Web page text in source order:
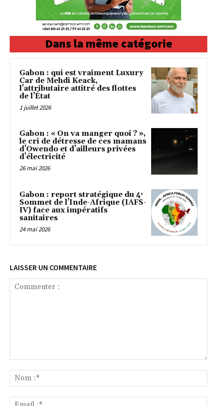
Dans la même catégorie
Gabon : qui est vraiment Luxury
Car de Mehdi Keack,
l’attributaire attitré des flottes
de l’État
1 juillet 2026
Gabon : « On va manger quoi ? »,
le cri de détresse de ces mamans
d’Owendo et d’ailleurs privées
d’électricité
26 mai 2026
Gabon : report stratégique du 4ᵉ
Sommet de l’Inde-Afrique (IAFS-
IV) face aux impératifs
sanitaires
24 mai 2026
LAISSER UN COMMENTAIRE
:*